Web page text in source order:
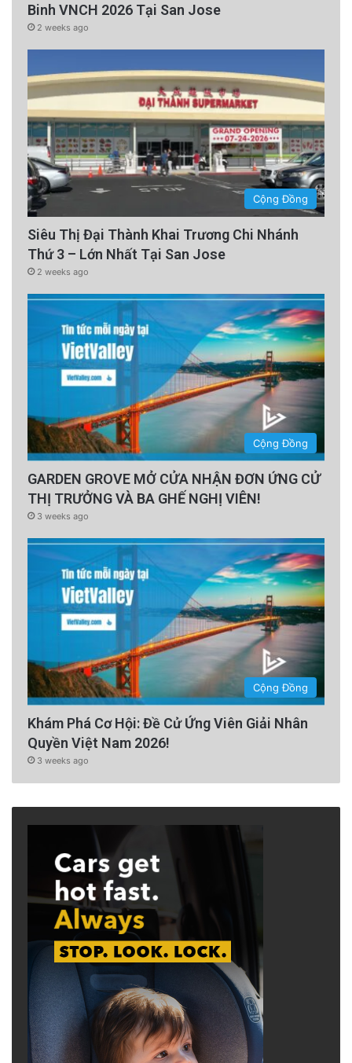
Binh VNCH 2026 Tại San Jose
2 weeks ago
Cộng Đồng
Siêu Thị Đại Thành Khai Trương Chi Nhánh
Thứ 3 – Lớn Nhất Tại San Jose
2 weeks ago
Cộng Đồng
GARDEN GROVE MỞ CỬA NHẬN ĐƠN ỨNG CỬ
THỊ TRƯỞNG VÀ BA GHẾ NGHỊ VIÊN!
3 weeks ago
Cộng Đồng
Khám Phá Cơ Hội: Đề Cử Ứng Viên Giải Nhân
Quyền Việt Nam 2026!
3 weeks ago